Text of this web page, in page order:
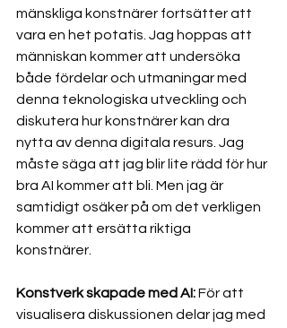
mänskliga konstnärer fortsätter att
vara en het potatis. Jag hoppas att
människan kommer att undersöka
både fördelar och utmaningar med
denna teknologiska utveckling och
diskutera hur konstnärer kan dra
nytta av denna digitala resurs. Jag
måste säga att jag blir lite rädd för hur
bra AI kommer att bli. Men jag är
samtidigt osäker på om det verkligen
kommer att ersätta riktiga
konstnärer.
Konstverk skapade med AI: För att
visualisera diskussionen delar jag med